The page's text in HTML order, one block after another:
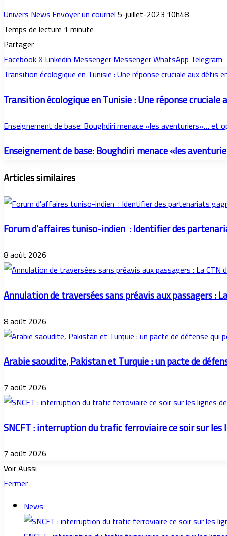
Univers NewsEnvoyer un courriel5-juillet-2023 10h48
Temps de lecture 1 minute
Partager
FacebookXLinkedinMessengerMessengerWhatsAppTelegram
Transition écologique en Tunisie : Une réponse cruciale aux défis
Transition écologique en Tunisie : Une réponse
Enseignement de base: Boughdiri menace «les aventuriers»… et
Enseignement de base: Boughdiri menace «les
Articles similaires
Forum d’affaires tuniso-indien : Identifier des
8 août 2026
Annulation de traversées sans préavis aux passagers :
8 août 2026
Arabie saoudite, Pakistan et Turquie : un pacte de
7 août 2026
SNCFT : interruption du trafic ferroviaire ce soir sur les
7 août 2026
Voir Aussi
Fermer
News